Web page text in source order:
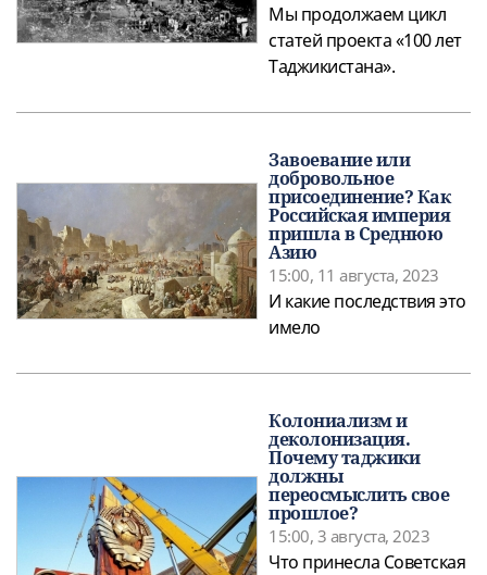
Мы продолжаем цикл
статей проекта «100 лет
Таджикистана».
Завоевание или
добровольное
присоединение? Как
Российская империя
пришла в Среднюю
Азию
15:00, 11 августа, 2023
И какие последствия это
имело
Колониализм и
деколонизация.
Почему таджики
должны
переосмыслить свое
прошлое?
15:00, 3 августа, 2023
Что принесла Советская